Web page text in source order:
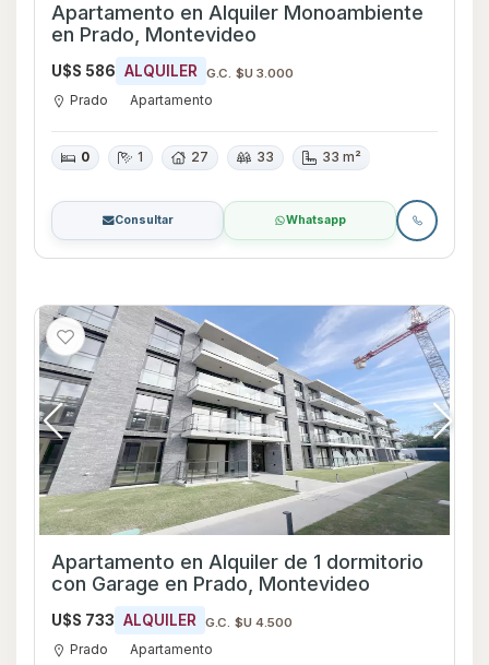
Apartamento en Alquiler Monoambiente
en Prado, Montevideo
U$S 586 ALQUILER G.C. $U 3.000
Prado Apartamento
0 1 27 33 33 m²
Consultar Whatsapp
Apartamento en Alquiler de 1 dormitorio
con Garage en Prado, Montevideo
U$S 733 ALQUILER G.C. $U 4.500
Prado Apartamento